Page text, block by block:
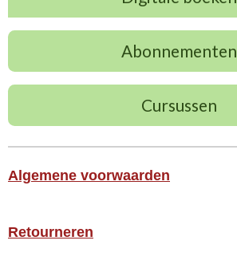
Abonnementen
Cursussen
Algemene voorwaarden
Retourneren